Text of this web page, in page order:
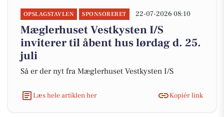
OPSLAGSTAVLEN SPONSORERET 22-07-2026 08:10
Mæglerhuset Vestkysten I/S
inviterer til åbent hus lørdag d. 25.
juli
Så er der nyt fra Mæglerhuset Vestkysten I/S
Læs hele artiklen her Kopiér link